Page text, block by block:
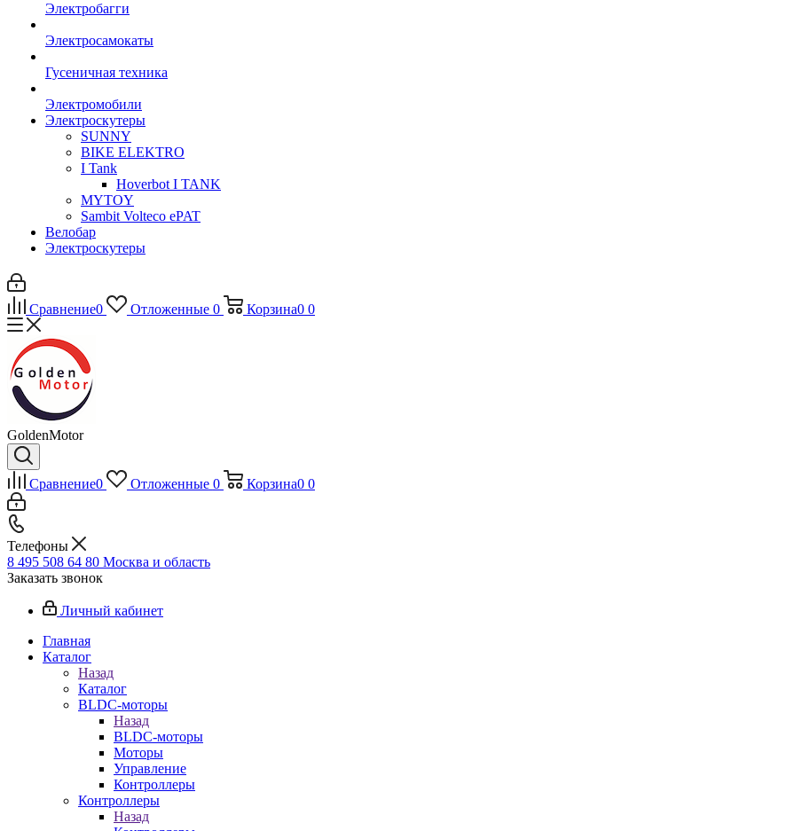
Электробагги
Электросамокаты
Гусеничная техника
Электромобили
Электроскутеры
SUNNY
BIKE ELEKTRO
I Tank
Hoverbot I TANK
MYTOY
Sambit Volteco ePAT
Велобар
Электроскутеры
Сравнение0 Отложенные 0 Корзина0 0
GoldenMotor
Сравнение0 Отложенные 0 Корзина0 0
Телефоны
8 495 508 64 80 Москва и область
Заказать звонок
Личный кабинет
Главная
Каталог
Назад
Каталог
BLDC-моторы
Назад
BLDC-моторы
Моторы
Управление
Контроллеры
Контроллеры
Назад